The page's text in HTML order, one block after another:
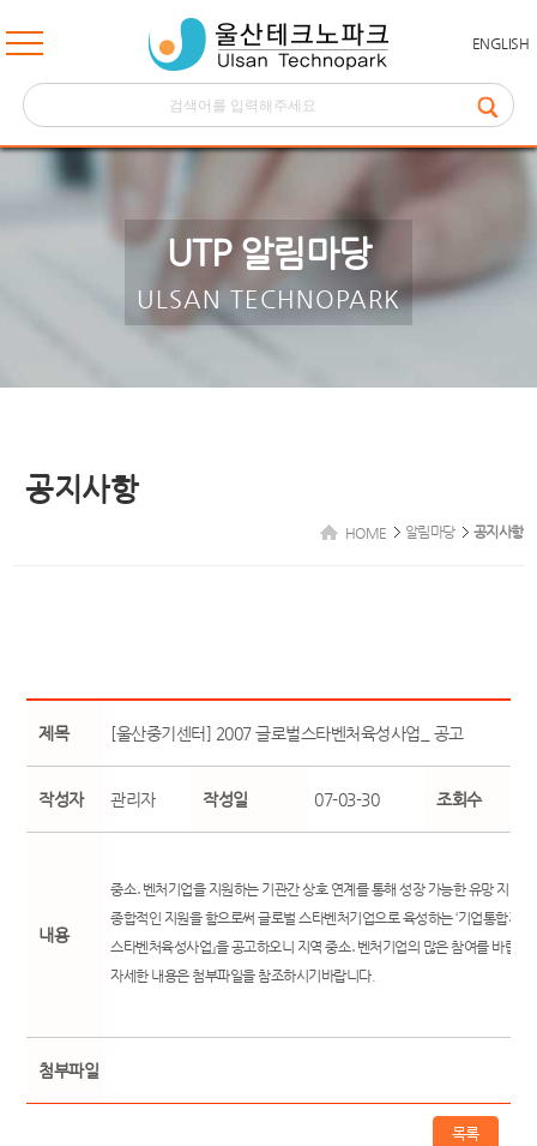
ENGLISH
UTP 알림마당
ULSAN TECHNOPARK
공지사항
HOME 알림마당 공지사항
제목 [울산중기센터] 2007 글로벌스타벤처육성사업_ 공고
작성자 관리자 작성일 07-03-30 조회수
내용
중소․벤처기업을 지원하는 기관간 상호 연계를 통해 성장 가능한 유망 지역
종합적인 지원을 함으로써 글로벌 스타벤처기업으로 육성하는 ‘기업통합지원
스타벤처육성사업』을 공고하오니 지역 중소․벤처기업의 많은 참여를 바랍니
자세한 내용은 첨부파일을 참조하시기바랍니다.
첨부파일
목록